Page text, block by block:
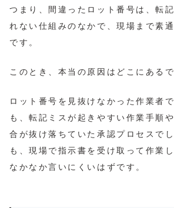
つまり、間違ったロット番号は、転
れない仕組みのなかで、現場まで素
です。
このとき、本当の原因はどこにある
ロット番号を見抜けなかった作業者
も、転記ミスが起きやすい作業手順
合が抜け落ちていた承認プロセスで
も、現場で指示書を受け取って作業
なかなか言いにくいはずです。